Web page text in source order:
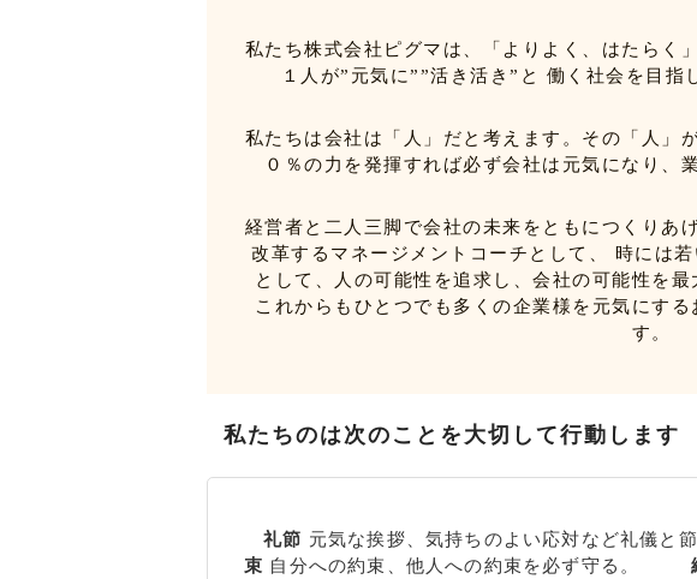
私たち株式会社ピグマは、「よりよく、はたらく
１人が”元気に””活き活き”と 働く社会を目指
私たちは会社は「人」だと考えます。その「人」
０％の力を発揮すれば必ず会社は元気になり、
経営者と二人三脚で会社の未来をともにつくりあ
改革するマネージメントコーチとして、 時には
として、人の可能性を追求し、会社の可能性を
これからもひとつでも多くの企業様を元気にす
す。
私たちのは次のことを大切して行動します
礼節 元気な挨拶、気持ちのよい応対など礼
束 自分への約束、他人への約束を必ず守る。